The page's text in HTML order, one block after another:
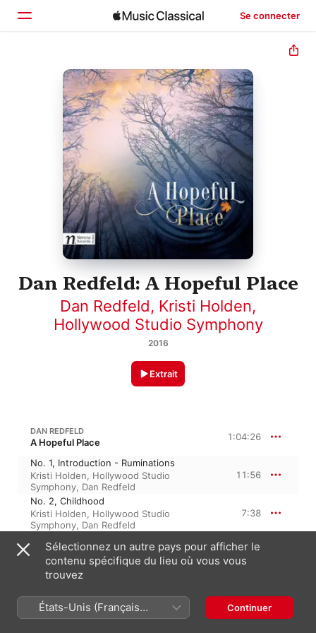
Se connecter
Accueil
Parcourir
Rechercher
Dan Redfeld: A Hopeful Place
Dan Redfeld, Kristi Holden,
Hollywood Studio Symphony
2016
Extrait
DAN REDFELD
A Hopeful Place 1:04:26
No. 1, Introduction - Ruminations
Kristi Holden, Hollywood Studio
Symphony, Dan Redfeld
11:56
No. 2, Childhood
Kristi Holden, Hollywood Studio
Symphony, Dan Redfeld
7:38
Kristi Holden,Hollywood Studio
Symphony,Dan Redfeld
3:14
No. 4, No. Longer a Child - Somehow
Symphony,Dan Redfeld
No. 5, Vocalise
Sélectionnez un autre pays pour afficher le
contenu spécifique du lieu où vous vous
trouvez
États-Unis (Français
France)
Continuer